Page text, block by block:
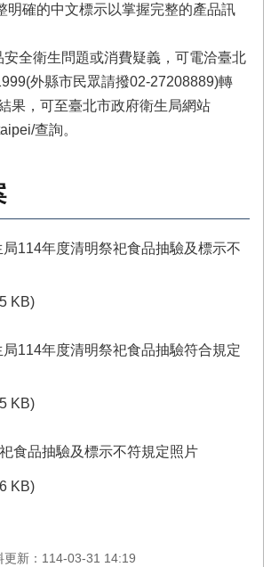
明確的中文標示以掌握完整的產品訊
全衛生問題或消費疑義，可電洽臺北
外縣市民眾請撥02-27208889)轉
果，可至臺北市政府衛生局網站
查詢。
114年度清明祭祀食品抽驗及標示不
KB)
114年度清明祭祀食品抽驗符合規定
KB)
食品抽驗及標示不符規定照片
KB)
更新：114-03-31 14:19